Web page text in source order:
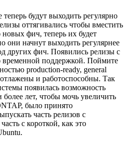
теперь будут выходить регулярно
оттягивались чтобы вместить
фич, теперь их будет
они начнут выходить регулярнее
других фич. Появились релизы с
временной поддержкой. Поймите
production-ready, general
и работоспособны. Так
появилась возможность
лет, чтобы мочь увеличить
было принято
часть релизов с
с короткой, как это